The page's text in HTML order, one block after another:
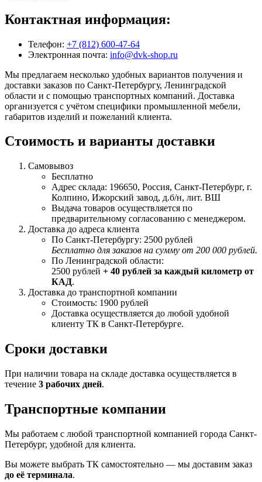
Контактная информация:
Телефон: +7 (812) 600-47-64
Электронная почта: info@dvk-shop.ru
Мы предлагаем несколько удобных вариантов получения и
доставки заказов по Санкт-Петербургу, Ленинградской
области и с помощью транспортных компаний. Доставка
организуется с учётом специфики промышленной мебели,
габаритов изделий и пожеланий клиента.
Стоимость и варианты доставки
Самовывоз
Бесплатно
Адрес склада: 196650, Россия, Санкт-Петербург, г.
Колпино, Ижорский завод, д.б/н, лит. ВШ
Выдача товаров осуществляется по
предварительному согласованию с менеджером.
Доставка до адреса клиента
По Санкт-Петербургу: 2500 рублей
Бесплатно для заказов на сумму от 200 000 рублей.
По Ленинградской области:
2500 рублей + 40 рублей за каждый километр от
КАД.
Доставка до транспортной компании
Стоимость: 1900 рублей
Доставка осуществляется до любой удобной
клиенту ТК в Санкт-Петербурге.
Сроки доставки
При наличии товара на складе доставка осуществляется в
течение 3 рабочих дней.
Транспортные компании
Мы работаем с любой транспортной компанией города Санкт-
Петербург, удобной для клиента.
Вы можете выбрать ТК самостоятельно — мы доставим заказ
до её терминала.